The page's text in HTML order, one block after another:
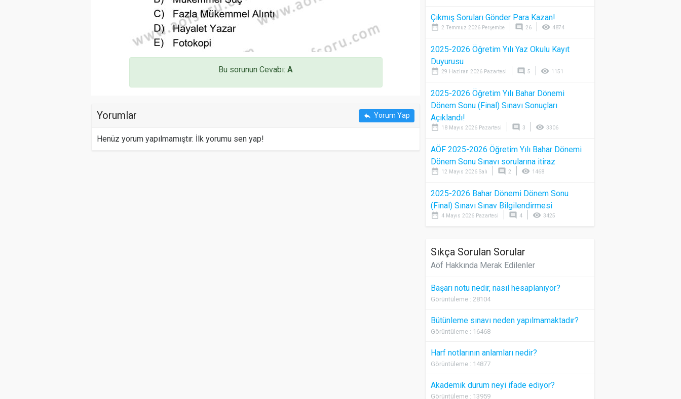
Bu sorunun Cevabı:A
Yorumlar reply Yorum Yap
Henüz yorum yapılmamıştır. İlk yorumu sen yap!
Çıkmış Soruları Gönder Para Kazan!
date_range 2 Temmuz 2026 Perşembe comment 26 visibility 4874
2025-2026 Öğretim Yılı Yaz Okulu Kayıt
Duyurusu
date_range 29 Haziran 2026 Pazartesi comment 5 visibility 1151
2025-2026 Öğretim Yılı Bahar Dönemi
Dönem Sonu (Final) Sınavı Sonuçları
Açıklandı!
date_range 18 Mayıs 2026 Pazartesi comment 3 visibility 3306
AÖF 2025-2026 Öğretim Yılı Bahar Dönemi
Dönem Sonu Sınavı sorularına itiraz
date_range 12 Mayıs 2026 Salı comment 2 visibility 1468
2025-2026 Bahar Dönemi Dönem Sonu
(Final) Sınavı Sınav Bilgilendirmesi
date_range 4 Mayıs 2026 Pazartesi comment 4 visibility 3425
Sıkça Sorulan Sorular
Aöf Hakkında Merak Edilenler
Başarı notu nedir, nasıl hesaplanıyor?
Görüntüleme : 28104
Bütünleme sınavı neden yapılmamaktadır?
Görüntüleme : 16468
Harf notlarının anlamları nedir?
Görüntüleme : 14877
Akademik durum neyi ifade ediyor?
Görüntüleme : 13959